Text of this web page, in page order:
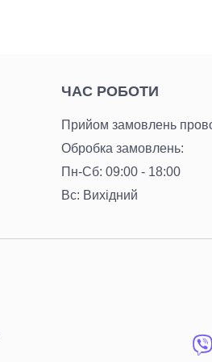
ЧАС РОБОТИ
Прийом замовлень
Обробка замовлень:
Пн-Сб: 09:00 - 18:00
Вс: Вихідний